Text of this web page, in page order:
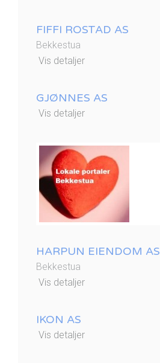
FIFFI ROSTAD AS
Bekkestua
Vis detaljer
GJØNNES AS
Vis detaljer
HARPUN EIENDOM AS
Bekkestua
Vis detaljer
IKON AS
Vis detaljer